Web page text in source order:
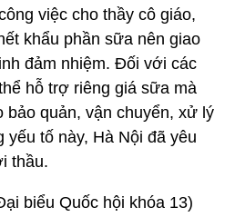
việc cho thầy cô giáo,
khẩu phần sữa nên giao
đảm nhiệm. Đối với các
hỗ trợ riêng giá sữa mà
bảo quản, vận chuyển, xử lý
tố này, Hà Nội đã yêu
thầu.
biểu Quốc hội khóa 13)